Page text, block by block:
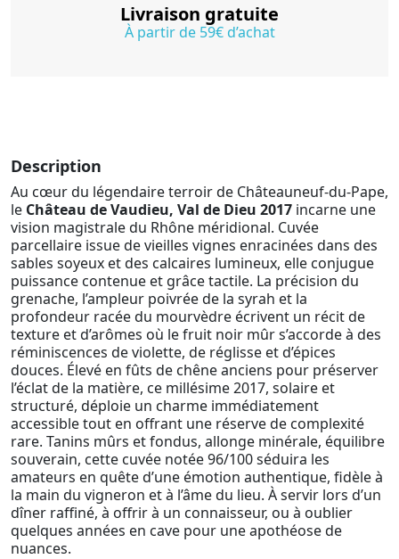
Livraison gratuite
À partir de 59€ d’achat
Description
Au cœur du légendaire terroir de Châteauneuf-du-Pape,
le Château de Vaudieu, Val de Dieu 2017 incarne une
vision magistrale du Rhône méridional. Cuvée
parcellaire issue de vieilles vignes enracinées dans des
sables soyeux et des calcaires lumineux, elle conjugue
puissance contenue et grâce tactile. La précision du
grenache, l’ampleur poivrée de la syrah et la
profondeur racée du mourvèdre écrivent un récit de
texture et d’arômes où le fruit noir mûr s’accorde à des
réminiscences de violette, de réglisse et d’épices
douces. Élevé en fûts de chêne anciens pour préserver
l’éclat de la matière, ce millésime 2017, solaire et
structuré, déploie un charme immédiatement
accessible tout en offrant une réserve de complexité
rare. Tanins mûrs et fondus, allonge minérale, équilibre
souverain, cette cuvée notée 96/100 séduira les
amateurs en quête d’une émotion authentique, fidèle à
la main du vigneron et à l’âme du lieu. À servir lors d’un
dîner raffiné, à offrir à un connaisseur, ou à oublier
quelques années en cave pour une apothéose de
nuances.